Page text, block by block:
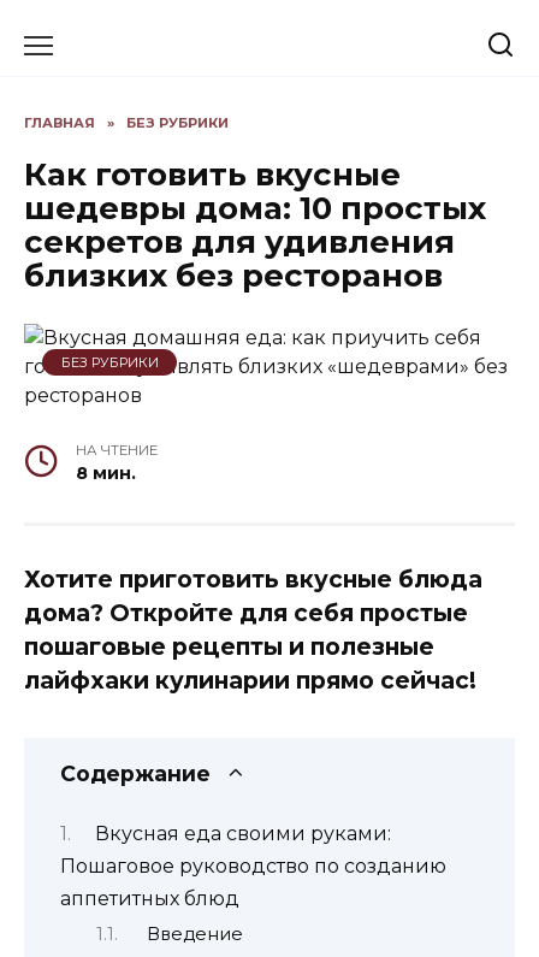
ГЛАВНАЯ » БЕЗ РУБРИКИ
Как готовить вкусные
шедевры дома: 10 простых
секретов для удивления
близких без ресторанов
БЕЗ РУБРИКИ
НА ЧТЕНИЕ
8 мин.
Хотите приготовить вкусные блюда
дома? Откройте для себя простые
пошаговые рецепты и полезные
лайфхаки кулинарии прямо сейчас!
Содержание
Вкусная еда своими руками:
Пошаговое руководство по созданию
аппетитных блюд
Введение